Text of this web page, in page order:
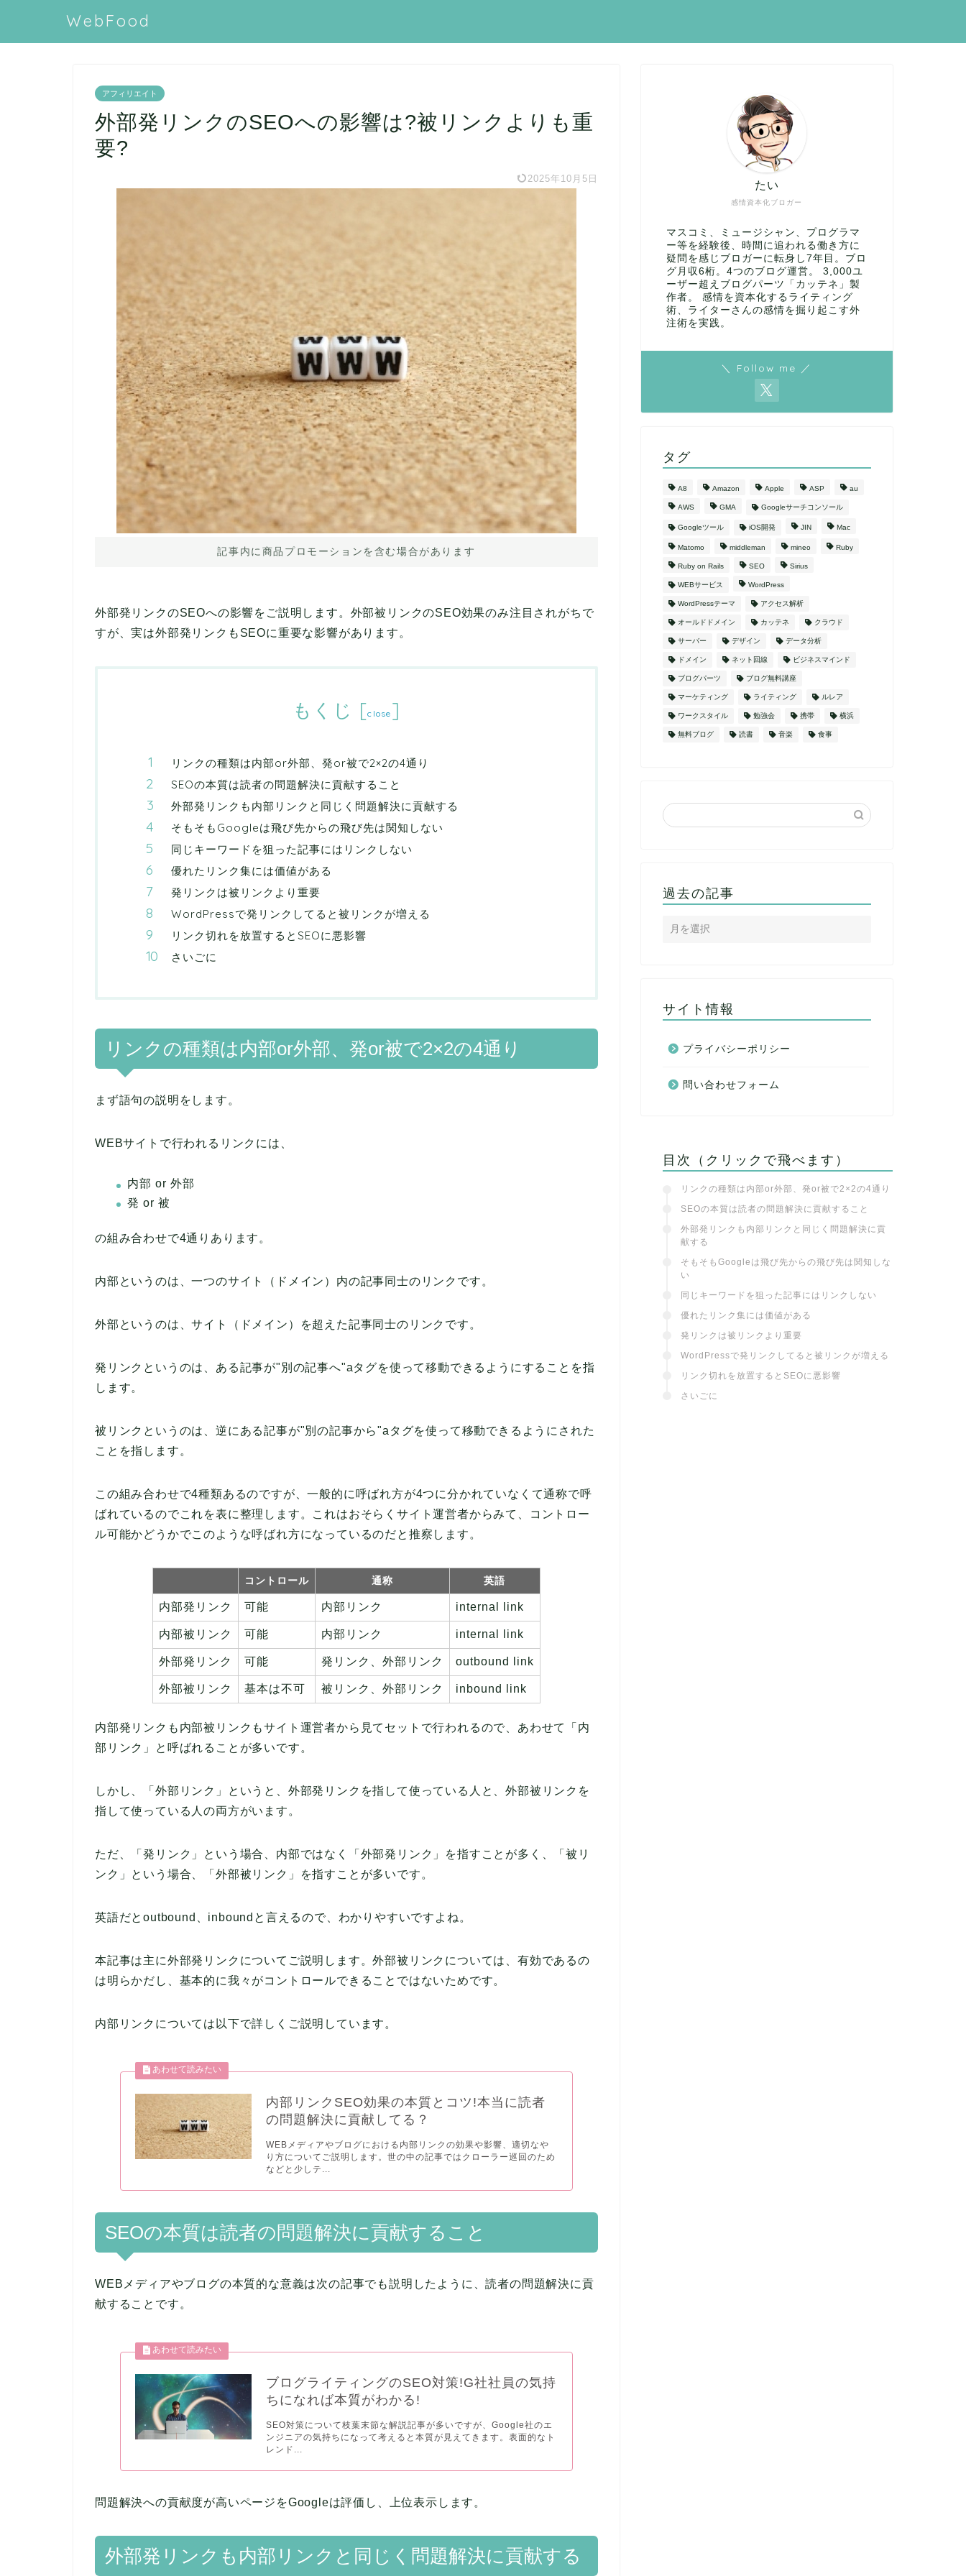
WebFood
アフィリエイト
外部発リンクのSEOへの影響は?被リンクよりも重
要?
2025年10月5日
記事内に商品プロモーションを含む場合があります
外部発リンクのSEOへの影響をご説明します。外部被リンクのSEO効果のみ注目されがちで
すが、実は外部発リンクもSEOに重要な影響があります。
もくじ [close ]
リンクの種類は内部or外部、発or被で2×2の4通り
SEOの本質は読者の問題解決に貢献すること
外部発リンクも内部リンクと同じく問題解決に貢献する
そもそもGoogleは飛び先からの飛び先は関知しない
同じキーワードを狙った記事にはリンクしない
優れたリンク集には価値がある
発リンクは被リンクより重要
WordPressで発リンクしてると被リンクが増える
リンク切れを放置するとSEOに悪影響
さいごに
リンクの種類は内部or外部、発or被で2×2の4通り
まず語句の説明をします。
WEBサイトで行われるリンクには、
内部 or 外部
発 or 被
の組み合わせで4通りあります。
内部というのは、一つのサイト（ドメイン）内の記事同士のリンクです。
外部というのは、サイト（ドメイン）を超えた記事同士のリンクです。
発リンクというのは、ある記事が"別の記事へ"aタグを使って移動できるようにすることを指
します。
被リンクというのは、逆にある記事が"別の記事から"aタグを使って移動できるようにされた
ことを指します。
この組み合わせで4種類あるのですが、一般的に呼ばれ方が4つに分かれていなくて通称で呼
ばれているのでこれを表に整理します。これはおそらくサイト運営者からみて、コントロー
ル可能かどうかでこのような呼ばれ方になっているのだと推察します。
コントロール 通称 英語
内部発リンク 可能 内部リンク internal link
内部被リンク 可能 内部リンク internal link
外部発リンク 可能 発リンク、外部リンク outbound link
外部被リンク 基本は不可 被リンク、外部リンク inbound link
内部発リンクも内部被リンクもサイト運営者から見てセットで行われるので、あわせて「内
部リンク」と呼ばれることが多いです。
しかし、「外部リンク」というと、外部発リンクを指して使っている人と、外部被リンクを
指して使っている人の両方がいます。
ただ、「発リンク」という場合、内部ではなく「外部発リンク」を指すことが多く、「被リ
ンク」という場合、「外部被リンク」を指すことが多いです。
英語だとoutbound、inboundと言えるので、わかりやすいですよね。
本記事は主に外部発リンクについてご説明します。外部被リンクについては、有効であるの
は明らかだし、基本的に我々がコントロールできることではないためです。
内部リンクについては以下で詳しくご説明しています。
内部リンクSEO効果の本質とコツ!本当に読者
の問題解決に貢献してる？
WEBメディアやブログにおける内部リンクの効果や影響、適切なや
り方についてご説明します。世の中の記事ではクローラー巡回のため
などと少しテ...
SEOの本質は読者の問題解決に貢献すること
WEBメディアやブログの本質的な意義は次の記事でも説明したように、読者の問題解決に貢
献することです。
ブログライティングのSEO対策!G社社員の気持
ちになれば本質がわかる!
SEO対策について枝葉末節な解説記事が多いですが、Google社のエ
ンジニアの気持ちになって考えると本質が見えてきます。表面的なト
レンド...
問題解決への貢献度が高いページをGoogleは評価し、上位表示します。
外部発リンクも内部リンクと同じく問題解決に貢献する
感情資本化ブロガー
たい
マスコミ、ミュージシャン、プログラマ
ー等を経験後、時間に追われる働き方に
疑問を感じブロガーに転身し7年目。ブロ
グ月収6桁。4つのブログ運営。 3,000ユ
ーザー超えブログパーツ「カッテネ」製
作者。 感情を資本化するライティング
術、ライターさんの感情を掘り起こす外
注術を実践。
＼ Follow me ／
タグ
A8 Amazon Apple ASP au
AWS GMA Googleサーチコンソール
Googleツール iOS開発 JIN Mac
Matomo middleman mineo Ruby
Ruby on Rails SEO Sirius
WEBサービス WordPress
WordPressテーマ アクセス解析
オールドドメイン カッテネ クラウド
サーバー デザイン データ分析
ドメイン ネット回線 ビジネスマインド
ブログパーツ ブログ無料講座
マーケティング ライティング ルレア
ワークスタイル 勉強会 携帯 横浜
無料ブログ 読書 音楽 食事
過去の記事
サイト情報
プライバシーポリシー
問い合わせフォーム
目次（クリックで飛べます）
リンクの種類は内部or外部、発or被で2×2の4通り
SEOの本質は読者の問題解決に貢献すること
外部発リンクも内部リンクと同じく問題解決に貢
献する
そもそもGoogleは飛び先からの飛び先は関知しな
い
同じキーワードを狙った記事にはリンクしない
優れたリンク集には価値がある
発リンクは被リンクより重要
WordPressで発リンクしてると被リンクが増える
リンク切れを放置するとSEOに悪影響
さいごに